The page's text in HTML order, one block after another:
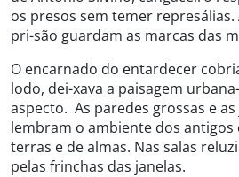
os presos sem temer
pri-são guardam as marcas das
O encarnado do entardecer
lodo, dei-xava a paisagem
aspecto. As paredes grossas e
lembram o ambiente dos antigos
terras e de almas. Nas salas
pelas frinchas das janelas.